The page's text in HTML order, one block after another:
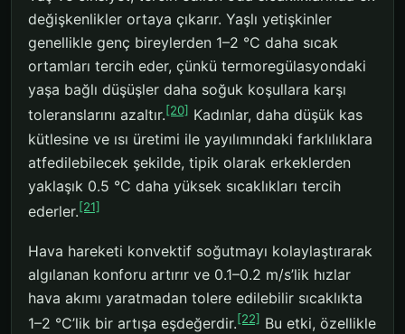
değişkenlikler ortaya çıkarır. Yaşlı yetişkinler
genellikle genç bireylerden 1–2 °C daha sıcak
ortamları tercih eder, çünkü termoregülasyondaki
yaşa bağlı düşüşler daha soğuk koşullara karşı
toleranslarını azaltır.[20] Kadınlar, daha düşük kas
kütlesine ve ısı üretimi ile yayılımındaki farklılıklara
atfedilebilecek şekilde, tipik olarak erkeklerden
yaklaşık 0.5 °C daha yüksek sıcaklıkları tercih
ederler.[21]
Hava hareketi konvektif soğutmayı kolaylaştırarak
algılanan konforu artırır ve 0.1–0.2 m/s’lik hızlar
hava akımı yaratmadan tolere edilebilir sıcaklıkta
1–2 °C’lik bir artışa eşdeğerdir.[22] Bu etki, özellikle